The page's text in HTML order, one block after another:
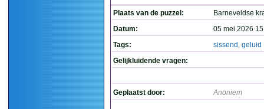
Plaats van de puzzel:
Barneveldse
Datum:
05 mei 2026
Tags:
sissend , geluid
Gelijkluidende vragen:
Geplaatst door: Anoniem